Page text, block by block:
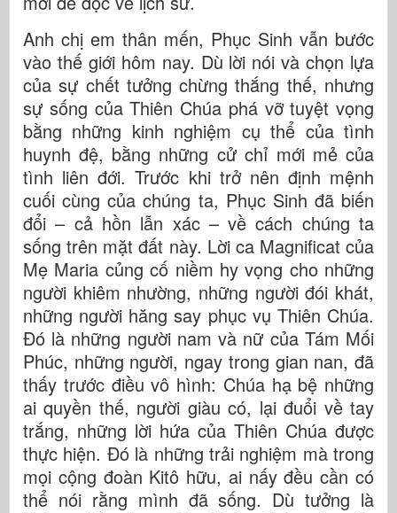
Anh chị em thân mến, Phục Sinh vẫn bước
vào thế giới hôm nay. Dù lời nói và chọn lựa
của sự chết tưởng chừng thắng thế, nhưng
sự sống của Thiên Chúa phá vỡ tuyệt vọng
bằng những kinh nghiệm cụ thể của tình
huynh đệ, bằng những cử chỉ mới mẻ của
tình liên đới. Trước khi trở nên định mệnh
cuối cùng của chúng ta, Phục Sinh đã biến
đổi – cả hồn lẫn xác – về cách chúng ta
sống trên mặt đất này. Lời ca Magnificat của
Mẹ Maria củng cố niềm hy vọng cho những
người khiêm nhường, những người đói khát,
những người hăng say phục vụ Thiên Chúa.
Đó là những người nam và nữ của Tám Mối
Phúc, những người, ngay trong gian nan, đã
thấy trước điều vô hình: Chúa hạ bệ những
ai quyền thế, người giàu có, lại đuổi về tay
trắng, những lời hứa của Thiên Chúa được
thực hiện. Đó là những trải nghiệm mà trong
mọi cộng đoàn Kitô hữu, ai nấy đều cần có
thể nói rằng mình đã sống. Dù tưởng là